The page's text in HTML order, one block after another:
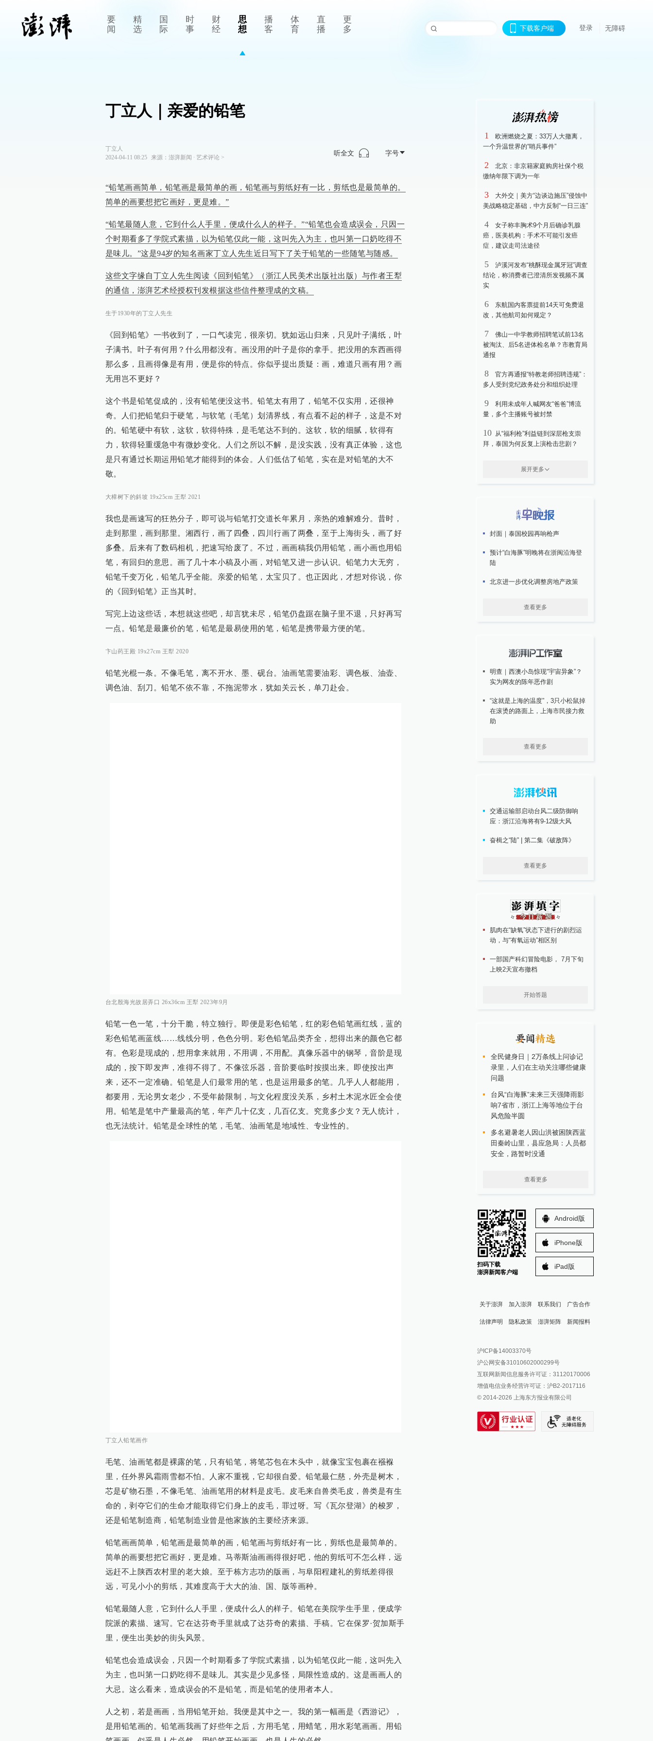
要
闻
精
选
国
际
时
事
财
经
思
想
播
客
体
育
直
播
更
多
下载客户端 登录 无障碍
丁立人｜亲爱的铅笔
丁立人
2024-04-11 08:25
来源： 澎湃新闻 ∙ 艺术评论 >
听全文 字号
“铅笔画画简单，铅笔画是最简单的画，铅笔画与剪纸好有一比，剪纸也是最简单的。
简单的画要想把它画好，更是难。”
“铅笔最随人意，它到什么人手里，便成什么人的样子。”“铅笔也会造成误会，只因一
个时期看多了学院式素描，以为铅笔仅此一能，这叫先入为主，也叫第一口奶吃得不
是味儿。”这是94岁的知名画家丁立人先生近日写下了关于铅笔的一些随笔与随感。
这些文字缘自丁立人先生阅读《回到铅笔》（浙江人民美术出版社出版）与作者王犁
的通信，澎湃艺术经授权刊发根据这些信件整理成的文稿。
生于1930年的丁立人先生
《回到铅笔》一书收到了，一口气读完，很亲切。犹如远山归来，只见叶子满纸，叶
子满书。叶子有何用？什么用都没有。画没用的叶子是你的拿手。把没用的东西画得
那么多，且画得像是有用，便是你的特点。你似乎提出质疑：画，难道只画有用？画
无用岂不更好？
这个书是铅笔促成的，没有铅笔便没这书。铅笔太有用了，铅笔不仅实用，还很神
奇。人们把铅笔归于硬笔，与软笔（毛笔）划清界线，有点看不起的样子，这是不对
的。铅笔硬中有软，这软，软得特殊，是毛笔达不到的。这软，软的细腻，软得有
力，软得轻重缓急中有微妙变化。人们之所以不解，是没实践，没有真正体验，这也
是只有通过长期运用铅笔才能得到的体会。人们低估了铅笔，实在是对铅笔的大不
敬。
大樟树下的斜坡 19x25cm 王犁 2021
我也是画速写的狂热分子，即可说与铅笔打交道长年累月，亲热的难解难分。昔时，
走到那里，画到那里。湘西行，画了四叠，四川行画了两叠，至于上海街头，画了好
多叠。后来有了数码相机，把速写给废了。不过，画画稿我仍用铅笔，画小画也用铅
笔，有回归的意思。画了几十本小稿及小画，对铅笔又进一步认识。铅笔力大无穷，
铅笔千变万化，铅笔几乎全能。亲爱的铅笔，太宝贝了。也正因此，才想对你说，你
的《回到铅笔》正当其时。
写完上边这些话，本想就这些吧，却言犹未尽，铅笔仍盘踞在脑子里不退，只好再写
一点。铅笔是最廉价的笔，铅笔是最易使用的笔，铅笔是携带最方便的笔。
卞山药王殿 19x27cm 王犁 2020
铅笔光棍一条。不像毛笔，离不开水、墨、砚台。油画笔需要油彩、调色板、油壶、
调色油、刮刀。铅笔不依不靠，不拖泥带水，犹如关云长，单刀赴会。
台北殷海光故居弄口 26x36cm 王犁 2023年9月
铅笔一色一笔，十分干脆，特立独行。即便是彩色铅笔，红的彩色铅笔画红线，蓝的
彩色铅笔画蓝线……线线分明，色色分明。彩色铅笔品类齐全，想得出来的颜色它都
有。色彩是现成的，想用拿来就用，不用调，不用配。真像乐器中的钢琴，音阶是现
成的，按下即发声，准得不得了。不像弦乐器，音阶要临时按摸出来。即使按出声
来，还不一定准确。铅笔是人们最常用的笔，也是运用最多的笔。几乎人人都能用，
都要用，无论男女老少，不受年龄限制，与文化程度没关系，乡村土木泥水匠全会使
用。铅笔是笔中产量最高的笔，年产几十亿支，几百亿支。究竟多少支？无人统计，
也无法统计。铅笔是全球性的笔，毛笔、油画笔是地域性、专业性的。
丁立人铅笔画作
毛笔、油画笔都是裸露的笔，只有铅笔，将笔芯包在木头中，就像宝宝包裹在襁褓
里，任外界风霜雨雪都不怕。人家不重视，它却很自爱。铅笔最仁慈，外壳是树木，
芯是矿物石墨，不像毛笔、油画笔用的材料是皮毛。皮毛来自兽类毛皮，兽类是有生
命的，剥夺它们的生命才能取得它们身上的皮毛，罪过呀。写《瓦尔登湖》的梭罗，
还是铅笔制造商，铅笔制造业曾是他家族的主要经济来源。
铅笔画画简单，铅笔画是最简单的画，铅笔画与剪纸好有一比，剪纸也是最简单的。
简单的画要想把它画好，更是难。马蒂斯油画画得很好吧，他的剪纸可不怎么样，远
远赶不上陕西农村里的老大娘。至于栋方志功的版画，与阜阳程建礼的剪纸差得很
远，可见小小的剪纸，其难度高于大大的油、国、版等画种。
铅笔最随人意，它到什么人手里，便成什么人的样子。铅笔在美院学生手里，便成学
院派的素描、速写。它在达芬奇手里就成了达芬奇的素描、手稿。它在保罗·贺加斯手
里，便生出美妙的街头风景。
铅笔也会造成误会，只因一个时期看多了学院式素描，以为铅笔仅此一能，这叫先入
为主，也叫第一口奶吃得不是味儿。其实是少见多怪，局限性造成的。这是画画人的
大忌。这么看来，造成误会的不是铅笔，而是铅笔的使用者本人。
人之初，若是画画，当用铅笔开始。我便是其中之一。我的第一幅画是《西游记》，
是用铅笔画的。铅笔画我画了好些年之后，方用毛笔，用蜡笔，用水彩笔画画。用铅
1
欧洲燃烧之夏：33万人大撤离，
一个升温世界的“哨兵事件”
2
北京：非京籍家庭购房社保个税
缴纳年限下调为一年
3
大外交｜美方“边谈边施压”侵蚀中
美战略稳定基础，中方反制“一日三连”
4
女子称丰胸术9个月后确诊乳腺
癌，医美机构：手术不可能引发癌
症，建议走司法途径
5
泸溪河发布“桃酥现金属牙冠”调查
结论，称消费者已澄清所发视频不属
实
6
东航国内客票提前14天可免费退
改，其他航司如何规定？
7
佛山一中学教师招聘笔试前13名
被淘汰、后5名进体检名单？市教育局
通报
8
官方再通报“特教老师招聘违规”：
多人受到党纪政务处分和组织处理
9
利用未成年人喊网友“爸爸”博流
量，多个主播账号被封禁
10 从“福利枪”利益链到深层枪支崇
拜，泰国为何反复上演枪击悲剧？
展开更多
封面｜泰国校园再响枪声
预计“白海豚”明晚将在浙闽沿海登
陆
北京进一步优化调整房地产政策
查看更多
明查｜西澳小岛惊现“宇宙异象”？
实为网友的陈年恶作剧
“这就是上海的温度”，3只小松鼠掉
在滚烫的路面上，上海市民接力救
助
查看更多
交通运输部启动台风二级防御响
应：浙江沿海将有9-12级大风
奋楫之“陆” | 第二集《破敌阵》
查看更多
肌肉在“缺氧”状态下进行的剧烈运
动，与“有氧运动”相区别
一部国产科幻冒险电影， 7月下旬
上映2天宣布撤档
开始答题
全民健身日｜2万条线上问诊记
录里，人们在主动关注哪些健康
问题
台风“白海豚”未来三天强降雨影
响7省市，浙江上海等地位于台
风危险半圆
多名避暑老人因山洪被困陕西蓝
田秦岭山里，县应急局：人员都
安全，路暂时没通
查看更多
扫码下载
澎湃新闻客户端
Android版
iPhone版
iPad版
关于澎湃 加入澎湃 联系我们 广告合作
法律声明 隐私政策 澎湃矩阵
澎湃新闻公众号
澎湃新闻抖音号
派生万物开放平台
IP SHANGHAI
SIXTH TONE
新闻报料
报料邮箱: news@thepaper.cn
沪ICP备14003370号
沪公网安备31010602000299号
互联网新闻信息服务许可证：31120170006
增值电信业务经营许可证：沪B2-2017116
© 2014-2026 上海东方报业有限公司